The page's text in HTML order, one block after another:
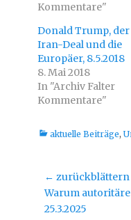
z
t
e
i
l
e
n
(
W
i
r
n
F
n
t
z
t
e
i
l
e
W
i
r
n
F
n
Kommentare"
Donald Trump, der
Iran-Deal und die
Europäer, 8.5.2018
8. Mai 2018
In "Archiv Falter
Kommentare"
Kategorien
aktuelle Beiträge,
← zurückblättern
Vorheriger
Beitrag:
Warum
25.3.2025